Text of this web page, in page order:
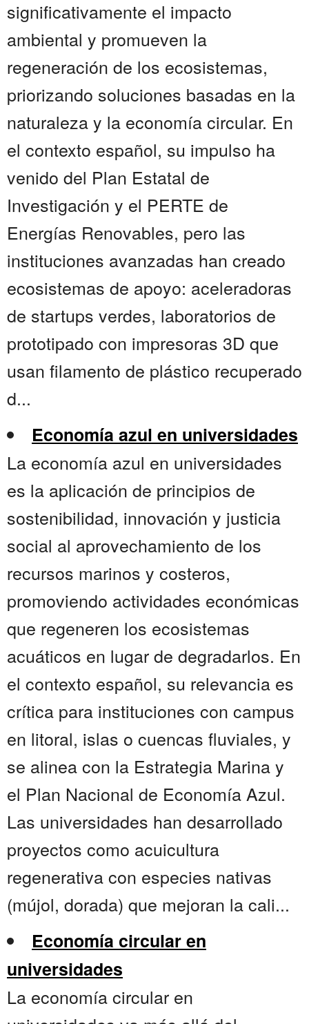
significativamente el impacto
ambiental y promueven la
regeneración de los ecosistemas,
priorizando soluciones basadas en la
naturaleza y la economía circular. En
el contexto español, su impulso ha
venido del Plan Estatal de
Investigación y el PERTE de
Energías Renovables, pero las
instituciones avanzadas han creado
ecosistemas de apoyo: aceleradoras
de startups verdes, laboratorios de
prototipado con impresoras 3D que
usan filamento de plástico recuperado
d...
Economía azul en universidades
La economía azul en universidades
es la aplicación de principios de
sostenibilidad, innovación y justicia
social al aprovechamiento de los
recursos marinos y costeros,
promoviendo actividades económicas
que regeneren los ecosistemas
acuáticos en lugar de degradarlos. En
el contexto español, su relevancia es
crítica para instituciones con campus
en litoral, islas o cuencas fluviales, y
se alinea con la Estrategia Marina y
el Plan Nacional de Economía Azul.
Las universidades han desarrollado
proyectos como acuicultura
regenerativa con especies nativas
(mújol, dorada) que mejoran la cali...
Economía circular en
universidades
La economía circular en